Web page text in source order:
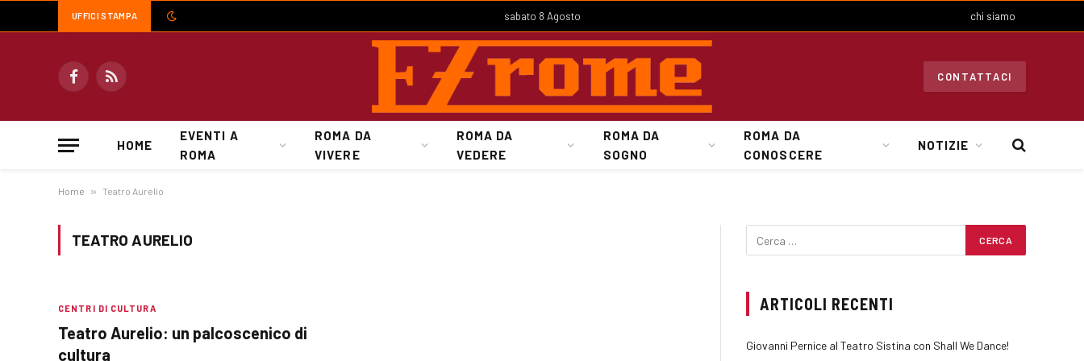
UFFICI STAMPA sabato 8 Agosto chi siamo
FacebookRSS
CONTATTACI
HOME
EVENTI A
ROMA
ROMA DA
VIVERE
ROMA DA
VEDERE
ROMA DA
SOGNO
ROMA DA
CONOSCERE
NOTIZIE
Home » Teatro Aurelio
TEATRO AURELIO
CENTRI DI CULTURA
Teatro Aurelio: un palcoscenico di
cultura
ARTICOLI RECENTI
Giovanni Pernice al Teatro Sistina con Shall We Dance!